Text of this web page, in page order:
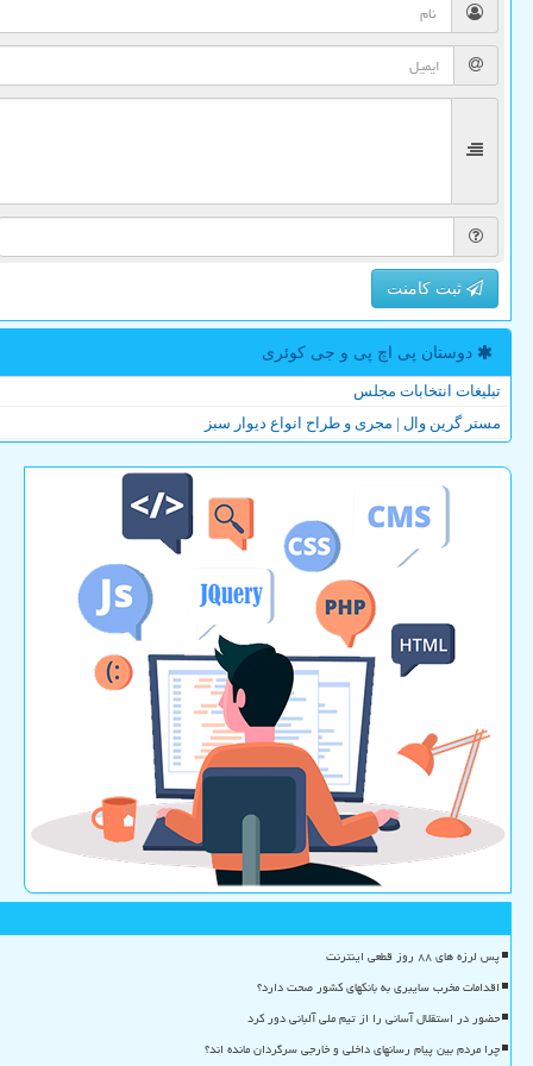
ثبت کامنت
دوستان پی اچ پی و جی كوئری
تبلیغات انتخابات مجلس
مستر گرین وال | مجری و طراح انواع دیوار سبز
پس لرزه های ۸۸ روز قطعی اینترنت
اقدامات مخرب سایبری به بانکهای کشور صحت دارد؟
حضور در استقلال آسانی را از تیم ملی آلبانی دور کرد
چرا مردم بین پیام رسانهای داخلی و خارجی سرگردان مانده اند؟